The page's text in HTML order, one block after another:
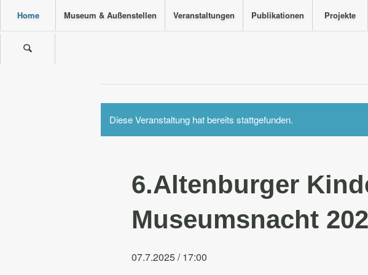
Home Museum & Außenstellen Veranstaltungen Publikationen Projekte
Diese Veranstaltung hat bereits stattgefunden.
6.Altenburger
Museumsnacht
07.7.2025 / 17:00